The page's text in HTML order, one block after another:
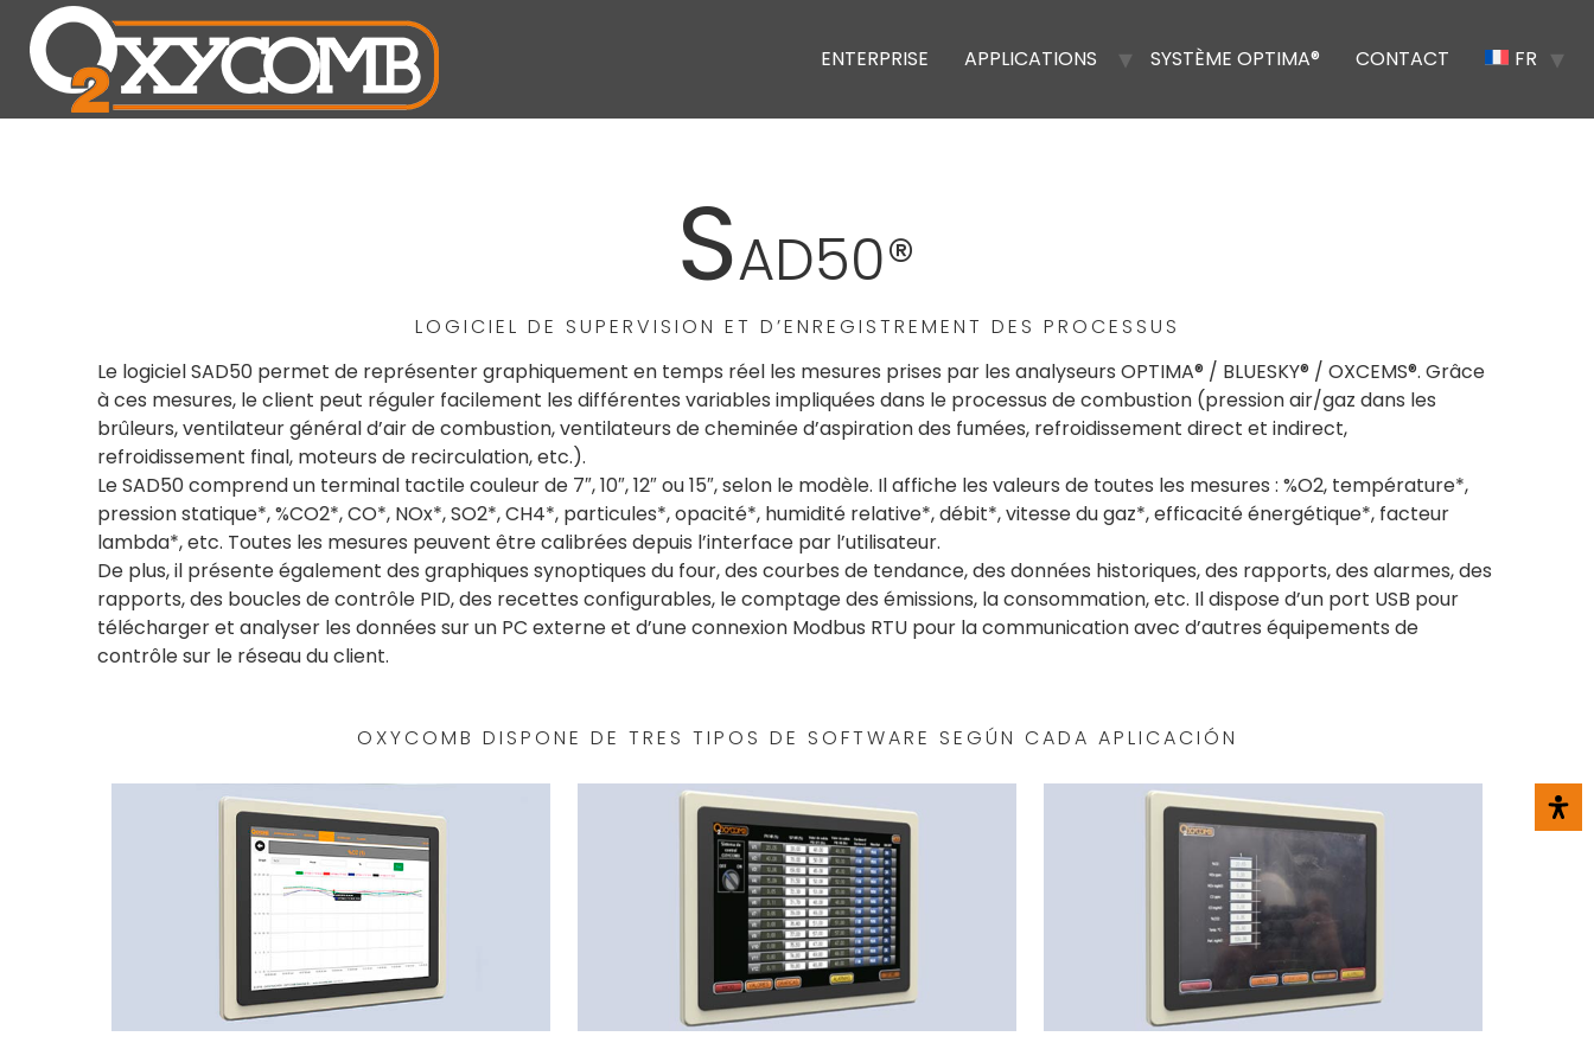
ENTERPRISE APPLICATIONS SYSTÈME OPTIMA® CONTACT FR
SAD50®
LOGICIEL DE SUPERVISION ET D’ENREGISTREMENT DES PROCESSUS
Le logiciel SAD50 permet de représenter graphiquement en temps réel les mesures prises par les analyseurs OPTIMA® / BLUESKY® / OXCEMS®. Grâce
à ces mesures, le client peut réguler facilement les différentes variables impliquées dans le processus de combustion (pression air/gaz dans les
brûleurs, ventilateur général d’air de combustion, ventilateurs de cheminée d’aspiration des fumées, refroidissement direct et indirect,
refroidissement final, moteurs de recirculation, etc.).
Le SAD50 comprend un terminal tactile couleur de 7″, 10″, 12″ ou 15″, selon le modèle. Il affiche les valeurs de toutes les mesures : %O2, température*,
pression statique*, %CO2*, CO*, NOx*, SO2*, CH4*, particules*, opacité*, humidité relative*, débit*, vitesse du gaz*, efficacité énergétique*, facteur
lambda*, etc. Toutes les mesures peuvent être calibrées depuis l’interface par l’utilisateur.
De plus, il présente également des graphiques synoptiques du four, des courbes de tendance, des données historiques, des rapports, des alarmes, des
rapports, des boucles de contrôle PID, des recettes configurables, le comptage des émissions, la consommation, etc. Il dispose d’un port USB pour
télécharger et analyser les données sur un PC externe et d’une connexion Modbus RTU pour la communication avec d’autres équipements de
contrôle sur le réseau du client.
OXYCOMB DISPONE DE TRES TIPOS DE SOFTWARE SEGÚN CADA APLICACIÓN